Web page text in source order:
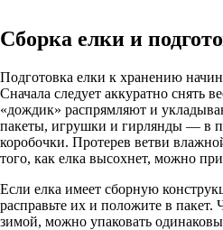
Сборка елки и
Подготовка елки к хранению
Сначала следует аккуратно снять
«дождик» распрямляют и
пакеты, игрушки и гирлянды — в
коробочки. Протерев ветви
того, как елка высохнет, можно
Если елка имеет сборную
расправьте их и положите в
зимой, можно упаковать